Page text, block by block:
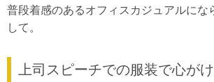
普段着感のあるオフィスカジュアルにな
して。
上司スピーチでの服装で心が